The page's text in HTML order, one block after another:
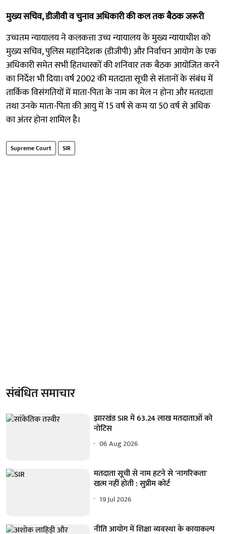
मुख्य सचिव, डीजीवी व चुनाव अधिकारी की कल तक बैठक जरूरी
उच्चतम न्यायालय ने कलकत्ता उच्च न्यायालय के मुख्य न्यायाधीश को
मुख्य सचिव, पुलिस महानिदेशक (डीजीपी) और निर्वाचन आयोग के एक
अधिकारी समेत सभी हितधारकों की शनिवार तक बैठक आयोजित करने
का निर्देश भी दिया। वर्ष 2002 की मतदाता सूची से संतानों के संबंध में
तार्किक विसंगतियों में माता-पिता के नाम का मेल न होना और मतदाता
तथा उनके माता-पिता की आयु में 15 वर्ष से कम या 50 वर्ष से अधिक
का अंतर होना शामिल है।
Supreme Court SIR
संबंधित समाचार
झारखंड SIR में 63.24 लाख मतदाताओं को
नोटिस
06 Aug 2026
मतदाता सूची से नाम हटने से 'नागरिकता'
खत्म नहीं होती : सुप्रीम कोर्ट
19 Jul 2026
नीति आयोग में शिक्षा व्यवस्था के कायाकल्प